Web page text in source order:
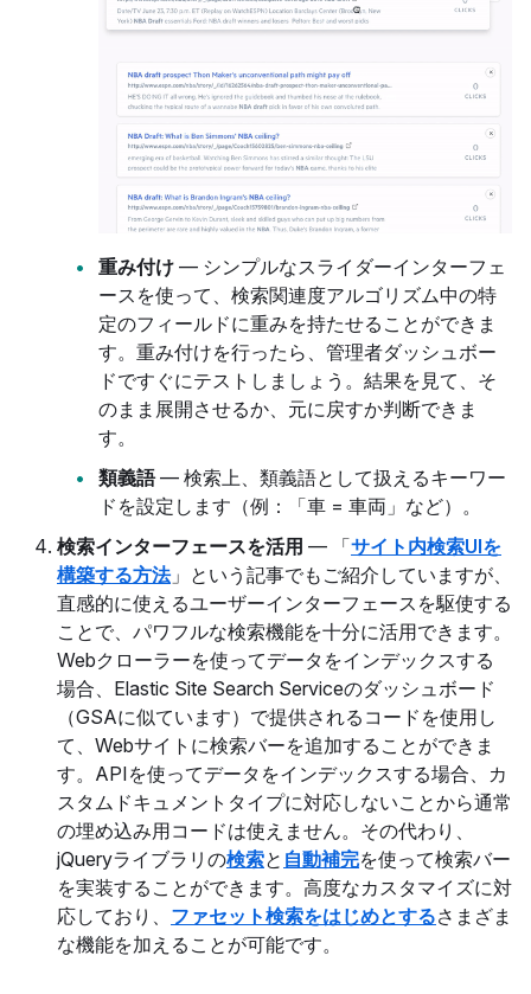
重み付け — シンプルなスライダーインターフェ
ースを使って、検索関連度アルゴリズム中の特
定のフィールドに重みを持たせることができま
す。重み付けを行ったら、管理者ダッシュボー
ドですぐにテストしましょう。結果を見て、そ
のまま展開させるか、元に戻すか判断できま
す。
類義語— 検索上、類義語として扱えるキーワー
ドを設定します（例：「車 = 車両」など）。
検索インターフェースを活用 — 「サイト内検索UIを
構築する方法」という記事でもご紹介していますが、
直感的に使えるユーザーインターフェースを駆使する
ことで、パワフルな検索機能を十分に活用できます。
Webクローラーを使ってデータをインデックスする
場合、Elastic Site Search Serviceのダッシュボード
（GSAに似ています）で提供されるコードを使用し
て、Webサイトに検索バーを追加することができま
す。APIを使ってデータをインデックスする場合、カ
スタムドキュメントタイプに対応しないことから通常
の埋め込み用コードは使えません。その代わり、
jQueryライブラリの検索と 自動補完を使って検索バー
を実装することができます。高度なカスタマイズに対
応しており、 ファセット検索をはじめとするさまざま
な機能を加えることが可能です。